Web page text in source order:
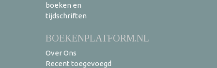
boeken en
tijdschriften
BOEKENPLATFORM.NL
Over Ons
Recent toegevoegd